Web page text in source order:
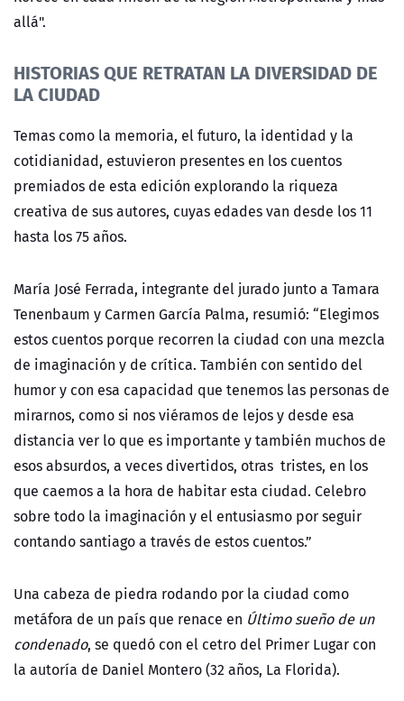
allá".
HISTORIAS QUE RETRATAN LA DIVERSIDAD DE
LA CIUDAD
Temas como la memoria, el futuro, la identidad y la
cotidianidad, estuvieron presentes en los cuentos
premiados de esta edición explorando la riqueza
creativa de sus autores, cuyas edades van desde los 11
hasta los 75 años.
María José Ferrada, integrante del jurado junto a Tamara
Tenenbaum y Carmen García Palma, resumió: “Elegimos
estos cuentos porque recorren la ciudad con una mezcla
de imaginación y de crítica. También con sentido del
humor y con esa capacidad que tenemos las personas de
mirarnos, como si nos viéramos de lejos y desde esa
distancia ver lo que es importante y también muchos de
esos absurdos, a veces divertidos, otras tristes, en los
que caemos a la hora de habitar esta ciudad. Celebro
sobre todo la imaginación y el entusiasmo por seguir
contando santiago a través de estos cuentos.”
Una cabeza de piedra rodando por la ciudad como
metáfora de un país que renace en Último sueño de un
condenado, se quedó con el cetro del Primer Lugar con
la autoría de Daniel Montero (32 años, La Florida).